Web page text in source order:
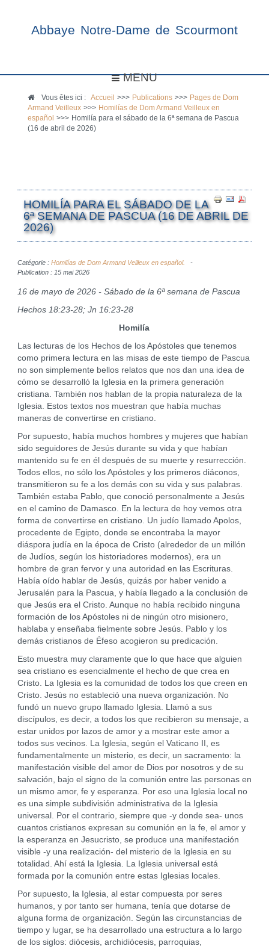
Abbaye Notre-Dame de Scourmont
MENU
Vous êtes ici :Accueil >>> Publications >>> Pages de Dom
Armand Veilleux >>> Homilías de Dom Armand Veilleux en
español
>>> Homilía para el sábado de la 6ª semana de Pascua
(16 de abril de 2026)
HOMILÍA PARA EL SÁBADO DE LA
6ª SEMANA DE PASCUA (16 DE ABRIL DE
2026)
Catégorie : Homilías de Dom Armand Veilleux en español.
Publication : 15 mai 2026
16 de mayo de 2026 - Sábado de la 6ª semana de Pascua
Hechos 18:23-28; Jn 16:23-28
Homilía
Las lecturas de los Hechos de los Apóstoles que tenemos
como primera lectura en las misas de este tiempo de Pascua
no son simplemente bellos relatos que nos dan una idea de
cómo se desarrolló la Iglesia en la primera generación
cristiana. También nos hablan de la propia naturaleza de la
Iglesia. Estos textos nos muestran que había muchas
maneras de convertirse en cristiano.
Por supuesto, había muchos hombres y mujeres que habían
sido seguidores de Jesús durante su vida y que habían
mantenido su fe en él después de su muerte y resurrección.
Todos ellos, no sólo los Apóstoles y los primeros diáconos,
transmitieron su fe a los demás con su vida y sus palabras.
También estaba Pablo, que conoció personalmente a Jesús
en el camino de Damasco. En la lectura de hoy vemos otra
forma de convertirse en cristiano. Un judío llamado Apolos,
procedente de Egipto, donde se encontraba la mayor
diáspora judía en la época de Cristo (alrededor de un millón
de Judíos, según los historiadores modernos), era un
hombre de gran fervor y una autoridad en las Escrituras.
Había oído hablar de Jesús, quizás por haber venido a
Jerusalén para la Pascua, y había llegado a la conclusión de
que Jesús era el Cristo. Aunque no había recibido ninguna
formación de los Apóstoles ni de ningún otro misionero,
hablaba y enseñaba fielmente sobre Jesús. Pablo y los
demás cristianos de Éfeso acogieron su predicación.
Esto muestra muy claramente que lo que hace que alguien
sea cristiano es esencialmente el hecho de que crea en
Cristo. La Iglesia es la comunidad de todos los que creen en
Cristo. Jesús no estableció una nueva organización. No
fundó un nuevo grupo llamado Iglesia. Llamó a sus
discípulos, es decir, a todos los que recibieron su mensaje, a
estar unidos por lazos de amor y a mostrar este amor a
todos sus vecinos. La Iglesia, según el Vaticano II, es
fundamentalmente un misterio, es decir, un sacramento: la
manifestación visible del amor de Dios por nosotros y de su
salvación, bajo el signo de la comunión entre las personas en
un mismo amor, fe y esperanza. Por eso una Iglesia local no
es una simple subdivisión administrativa de la Iglesia
universal. Por el contrario, siempre que -y donde sea- unos
cuantos cristianos expresan su comunión en la fe, el amor y
la esperanza en Jesucristo, se produce una manifestación
visible -y una realización- del misterio de la Iglesia en su
totalidad. Ahí está la Iglesia. La Iglesia universal está
formada por la comunión entre estas Iglesias locales.
Por supuesto, la Iglesia, al estar compuesta por seres
humanos, y por tanto ser humana, tenía que dotarse de
alguna forma de organización. Según las circunstancias de
tiempo y lugar, se ha desarrollado una estructura a lo largo
de los siglos: diócesis, archidiócesis, parroquias,